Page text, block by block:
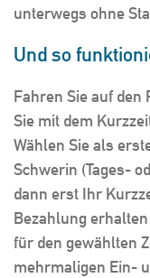
unterwegs ohne
Und so
Fahren Sie auf den
Sie mit dem
Wählen Sie als
Schwerin (Tages-
dann erst Ihr
Bezahlung
für den gewählten
mehrmaligen Ein-